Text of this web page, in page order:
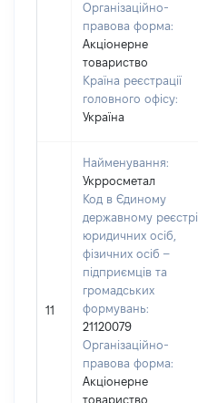
Організаційно-
правова форма:
Акціонерне
товариство
Країна реєстрації
головного офісу:
Україна
11
Найменування:
Укрросметал
Код в Єдиному
державному реєстрі
юридичних осіб,
фізичних осіб –
підприємців та
громадських
формувань:
21120079
Організаційно-
правова форма:
Акціонерне
товариство